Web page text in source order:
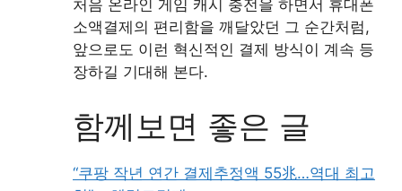
처음 온라인 게임 캐시 충전을 하면서 휴대폰
소액결제의 편리함을 깨달았던 그 순간처럼,
앞으로도 이런 혁신적인 결제 방식이 계속 등
장하길 기대해 본다.
함께보면 좋은 글
“쿠팡 작년 연간 결제추정액 55兆…역대 최고